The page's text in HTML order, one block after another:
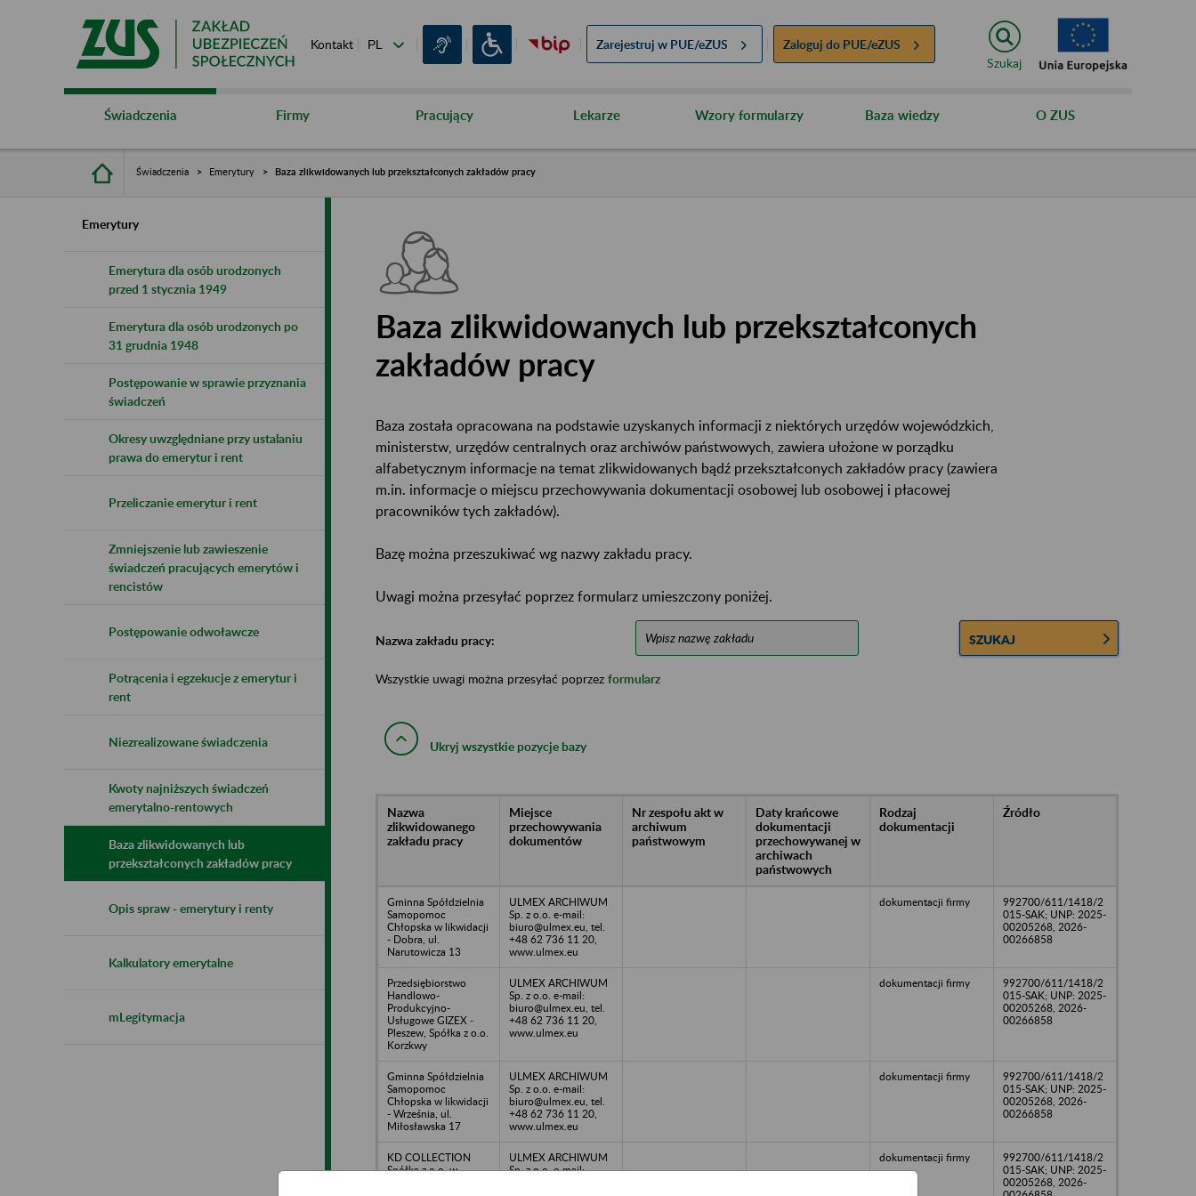
Kontakt Zarejestruj w PUE/eZUS Zaloguj do PUE/eZUS
Szukaj
Świadczenia Firmy Pracujący Lekarze Wzory formularzy Baza wiedzy O ZUS
Świadczenia Emerytury Baza zlikwidowanych lub przekształconych zakładów pracy
Emerytury
Emerytura dla osób urodzonych
przed 1 stycznia 1949
Emerytura dla osób urodzonych po
31 grudnia 1948
Postępowanie w sprawie przyznania
świadczeń
Okresy uwzględniane przy ustalaniu
prawa do emerytur i rent
Przeliczanie emerytur i rent
Zmniejszenie lub zawieszenie
świadczeń pracujących emerytów i
rencistów
Postępowanie odwoławcze
Potrącenia i egzekucje z emerytur i
rent
Niezrealizowane świadczenia
Kwoty najniższych świadczeń
emerytalno-rentowych
Baza zlikwidowanych lub
przekształconych zakładów pracy
Opis spraw - emerytury i renty
Kalkulatory emerytalne
mLegitymacja
Baza zlikwidowanych lub przekształconych
zakładów pracy
Baza została opracowana na podstawie uzyskanych informacji z niektórych urzędów wojewódzkich,
ministerstw, urzędów centralnych oraz archiwów państwowych, zawiera ułożone w porządku
alfabetycznym informacje na temat zlikwidowanych bądź przekształconych zakładów pracy (zawiera
m.in. informacje o miejscu przechowywania dokumentacji osobowej lub osobowej i płacowej
pracowników tych zakładów).
Bazę można przeszukiwać wg nazwy zakładu pracy.
Uwagi można przesyłać poprzez formularz umieszczony poniżej.
Nazwa zakładu pracy: SZUKAJ
Wszystkie uwagi można przesyłać poprzez formularz
Ukryj wszystkie pozycje bazy
Nazwa
zlikwidowanego
zakładu pracy
Miejsce
przechowywania
dokumentów
Nr zespołu akt w
archiwum
państwowym
Daty krańcowe
dokumentacji
przechowywanej w
archiwach
państwowych
Rodzaj
dokumentacji
Źródło
Gminna Spółdzielnia
Samopomoc
Chłopska w likwidacji
- Dobra, ul.
Narutowicza 13
ULMEX ARCHIWUM
Sp. z o.o. e-mail:
biuro@ulmex.eu, tel.
+48 62 736 11 20,
www.ulmex.eu
dokumentacji firmy
992700/611/1418/2
015-SAK; UNP: 2025-
00205268, 2026-
00266858
Przedsiębiorstwo
Handlowo-
Produkcyjno-
Usługowe GIZEX -
Pleszew, Spółka z o.o.
Korzkwy
ULMEX ARCHIWUM
Sp. z o.o. e-mail:
biuro@ulmex.eu, tel.
+48 62 736 11 20,
www.ulmex.eu
dokumentacji firmy
992700/611/1418/2
015-SAK; UNP: 2025-
00205268, 2026-
00266858
Gminna Spółdzielnia
Samopomoc
Chłopska w likwidacji
- Września, ul.
Miłosławska 17
ULMEX ARCHIWUM
Sp. z o.o. e-mail:
biuro@ulmex.eu, tel.
+48 62 736 11 20,
www.ulmex.eu
dokumentacji firmy
992700/611/1418/2
015-SAK; UNP: 2025-
00205268, 2026-
00266858
KD COLLECTION
Spółka z o.o. w
ULMEX ARCHIWUM
Sp. z o.o. e-mail:
dokumentacji firmy
992700/611/1418/2
015-SAK; UNP: 2025-
00205268, 2026-